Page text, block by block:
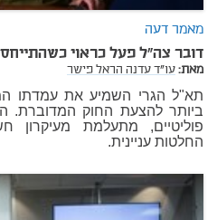
מאמר דעה
דובר צה"ל פעל כראוי
מאת:עו"ד עדנה הראל פישר
תא"ל הגרי השמיע את עמדתו
ביותר להצעת החוק המדוברת.
פוליטיים, מתעלמת מעיקרון
החלטות עניינית.